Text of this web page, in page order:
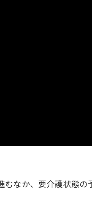
なか、要介護状態